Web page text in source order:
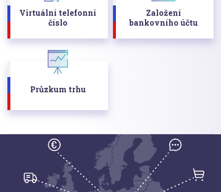
Virtuální telefonní
číslo
Založení
bankovního účtu
Průzkum trhu